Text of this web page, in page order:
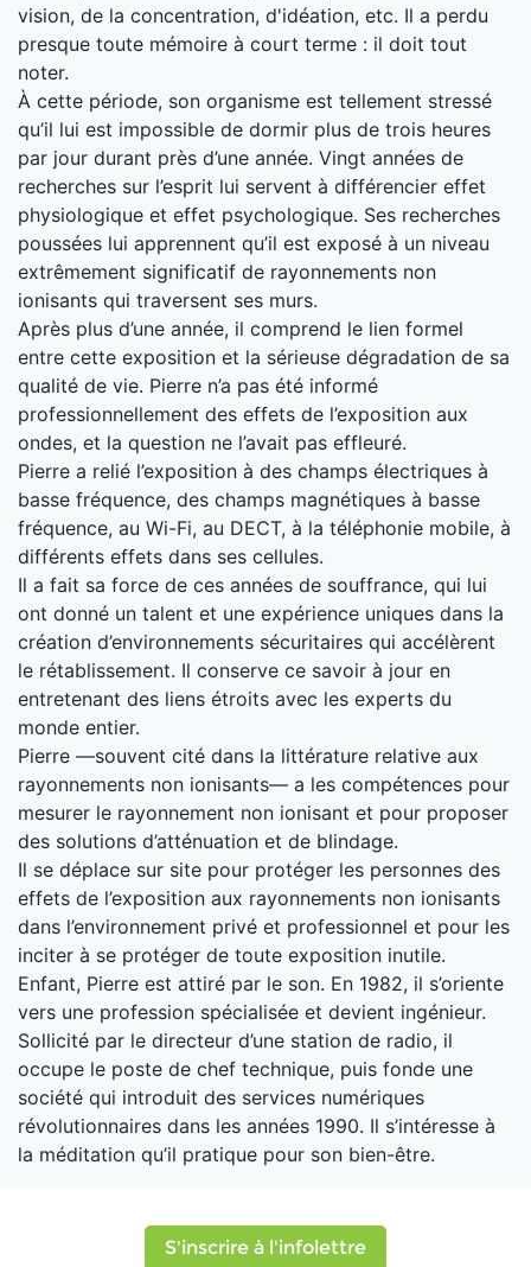
vision, de la concentration, d'idéation, etc. Il a perdu
presque toute mémoire à court terme : il doit tout
noter.
À cette période, son organisme est tellement stressé
qu’il lui est impossible de dormir plus de trois heures
par jour durant près d’une année. Vingt années de
recherches sur l’esprit lui servent à différencier effet
physiologique et effet psychologique. Ses recherches
poussées lui apprennent qu’il est exposé à un niveau
extrêmement significatif de rayonnements non
ionisants qui traversent ses murs.
Après plus d’une année, il comprend le lien formel
entre cette exposition et la sérieuse dégradation de sa
qualité de vie. Pierre n’a pas été informé
professionnellement des effets de l’exposition aux
ondes, et la question ne l’avait pas effleuré.
Pierre a relié l’exposition à des champs électriques à
basse fréquence, des champs magnétiques à basse
fréquence, au Wi-Fi, au DECT, à la téléphonie mobile, à
différents effets dans ses cellules.
Il a fait sa force de ces années de souffrance, qui lui
ont donné un talent et une expérience uniques dans la
création d’environnements sécuritaires qui accélèrent
le rétablissement. Il conserve ce savoir à jour en
entretenant des liens étroits avec les experts du
monde entier.
Pierre —souvent cité dans la littérature relative aux
rayonnements non ionisants— a les compétences pour
mesurer le rayonnement non ionisant et pour proposer
des solutions d’atténuation et de blindage.
Il se déplace sur site pour protéger les personnes des
effets de l’exposition aux rayonnements non ionisants
dans l’environnement privé et professionnel et pour les
inciter à se protéger de toute exposition inutile.
Enfant, Pierre est attiré par le son. En 1982, il s’oriente
vers une profession spécialisée et devient ingénieur.
Sollicité par le directeur d’une station de radio, il
occupe le poste de chef technique, puis fonde une
société qui introduit des services numériques
révolutionnaires dans les années 1990. Il s’intéresse à
la méditation qu’il pratique pour son bien-être.
S'inscrire à l'infolettre